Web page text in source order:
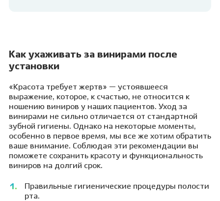
Как ухаживать за винирами после
установки
«Красота требует жертв» — устоявшееся
выражение, которое, к счастью, не относится к
ношению виниров у наших пациентов. Уход за
винирами не сильно отличается от стандартной
зубной гигиены. Однако на некоторые моменты,
особенно в первое время, мы все же хотим обратить
ваше внимание. Соблюдая эти рекомендации вы
поможете сохранить красоту и функциональность
виниров на долгий срок.
Правильные гигиенические процедуры полости
рта.